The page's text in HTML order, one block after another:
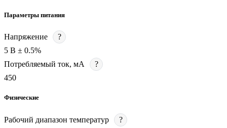
Параметры питания
Напряжение
?
5 В ± 0.5%
Потребляемый ток, мА
?
450
Физические
Рабочий диапазон температур
?